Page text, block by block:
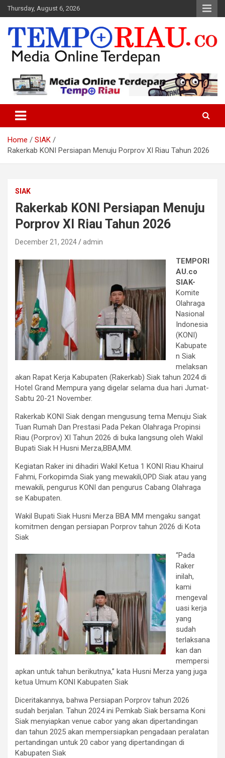
Skip
to
content
Thursday, August 6, 2026
Tempo Riau
Home
SIAK
Rakerkab KONI Persiapan Menuju Porprov XI Riau Tahun 2026
SIAK
Rakerkab KONI Persiapan Menuju
Porprov XI Riau Tahun 2026
December 21, 2024 admin
TEMPORI
AU.co
SIAK-
Komite
Olahraga
Nasional
Indonesia
(KONI)
Kabupate
n Siak
melaksan
akan Rapat Kerja Kabupaten (Rakerkab) Siak tahun 2024 di
Hotel Grand Mempura yang digelar selama dua hari Jumat-
Sabtu 20-21 November.
Rakerkab KONI Siak dengan mengusung tema Menuju Siak
Tuan Rumah Dan Prestasi Pada Pekan Olahraga Propinsi
Riau (Porprov) XI Tahun 2026 di buka langsung oleh Wakil
Bupati Siak H Husni Merza,BBA,MM.
Kegiatan Raker ini dihadiri Wakil Ketua 1 KONI Riau Khairul
Fahmi, Forkopimda Siak yang mewakili,OPD Siak atau yang
mewakili, pengurus KONI dan pengurus Cabang Olahraga
se Kabupaten.
Wakil Bupati Siak Husni Merza BBA MM mengaku sangat
komitmen dengan persiapan Porprov tahun 2026 di Kota
Siak
“Pada
Raker
inilah,
kami
mengeval
uasi kerja
yang
sudah
terlaksana
kan dan
mempersi
apkan untuk tahun berikutnya,” kata Husni Merza yang juga
ketua Umum KONI Kabupaten Siak
Diceritakannya, bahwa Persiapan Porprov tahun 2026
sudah berjalan. Tahun 2024 ini Pemkab Siak bersama Koni
Siak menyiapkan venue cabor yang akan dipertandingan
dan tahun 2025 akan mempersiapkan pengadaan peralatan
pertandingan untuk 20 cabor yang dipertandingan di
Kabupaten Siak